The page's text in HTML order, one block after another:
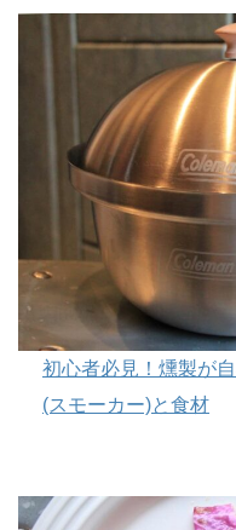
初心者必見！燻製が
(スモーカー)と食材